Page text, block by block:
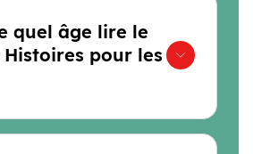
quel âge lire le
pour les